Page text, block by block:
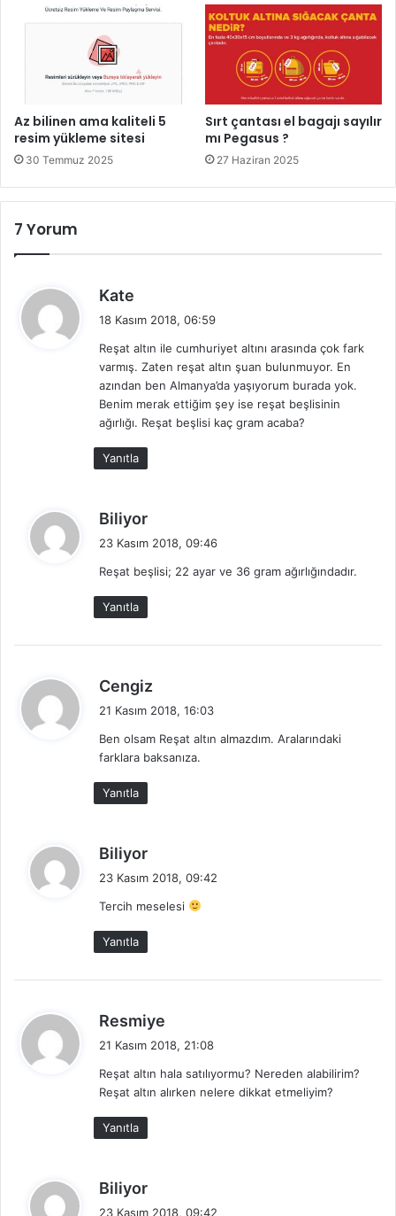
Az bilinen ama kaliteli 5
resim yükleme sitesi
30 Temmuz 2025
Sırt çantası el bagajı sayılır
mı Pegasus ?
27 Haziran 2025
7 Yorum
Kate
i
k
i
18 Kasım 2018, 06:59
Reşat altın ile cumhuriyet altını arasında çok fark
varmış. Zaten reşat altın şuan bulunmuyor. En
azından ben Almanya’da yaşıyorum burada yok.
Benim merak ettiğim şey ise reşat beşlisinin
ağırlığı. Reşat beşlisi kaç gram acaba?
Yanıtla
Biliyor
i
23 Kasım 2018, 09:46
Reşat beşlisi; 22 ayar ve 36 gram ağırlığındadır.
Yanıtla
Cengiz
i
k
21 Kasım 2018, 16:03
Ben olsam Reşat altın almazdım. Aralarındaki
farklara baksanıza.
Yanıtla
Biliyor
i
23 Kasım 2018, 09:42
Tercih meselesi
Yanıtla
Resmiye
i
k
21 Kasım 2018, 21:08
Reşat altın hala satılıyormu? Nereden alabilirim?
Reşat altın alırken nelere dikkat etmeliyim?
Yanıtla
Biliyor
23 Kasım 2018, 09:42